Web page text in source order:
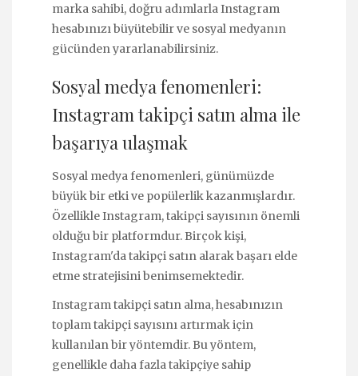
marka sahibi, doğru adımlarla Instagram
hesabınızı büyütebilir ve sosyal medyanın
gücünden yararlanabilirsiniz.
Sosyal medya fenomenleri:
Instagram takipçi satın alma ile
başarıya ulaşmak
Sosyal medya fenomenleri, günümüzde
büyük bir etki ve popülerlik kazanmışlardır.
Özellikle Instagram, takipçi sayısının önemli
olduğu bir platformdur. Birçok kişi,
Instagram'da takipçi satın alarak başarı elde
etme stratejisini benimsemektedir.
Instagram takipçi satın alma, hesabınızın
toplam takipçi sayısını artırmak için
kullanılan bir yöntemdir. Bu yöntem,
genellikle daha fazla takipçiye sahip